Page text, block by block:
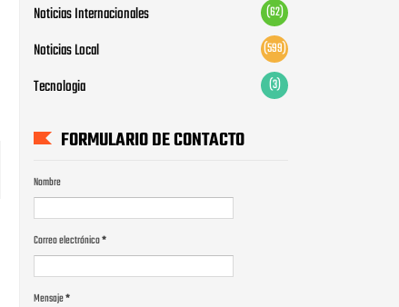
Noticias Internacionales (62)
Noticias Local (599)
Tecnologia (3)
FORMULARIO DE CONTACTO
Nombre
Correo electrónico*
Mensaje*